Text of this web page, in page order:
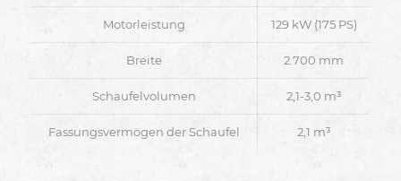
Motorleistung 129 kW (175 PS)
Breite 2.700 mm
Schaufelvolumen 2,1-3,0 m³
Fassungsvermögen der Schaufel 2,1 m³